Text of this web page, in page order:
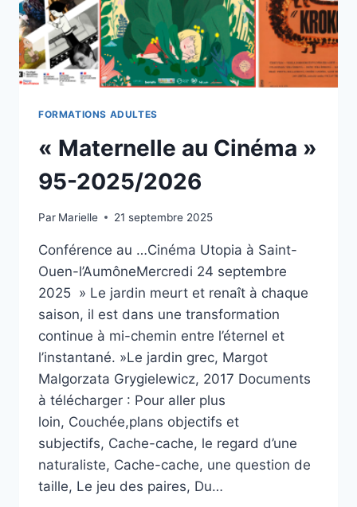
FORMATIONS ADULTES
« Maternelle au Cinéma »
95-2025/2026
Par Marielle 21 septembre 2025
Conférence au …Cinéma Utopia à Saint-
Ouen-l’AumôneMercredi 24 septembre
2025 » Le jardin meurt et renaît à chaque
saison, il est dans une transformation
continue à mi-chemin entre l’éternel et
l’instantané. »Le jardin grec, Margot
Malgorzata Grygielewicz, 2017 Documents
à télécharger : Pour aller plus
loin, Couchée,plans objectifs et
subjectifs, Cache-cache, le regard d’une
naturaliste, Cache-cache, une question de
taille, Le jeu des paires, Du…